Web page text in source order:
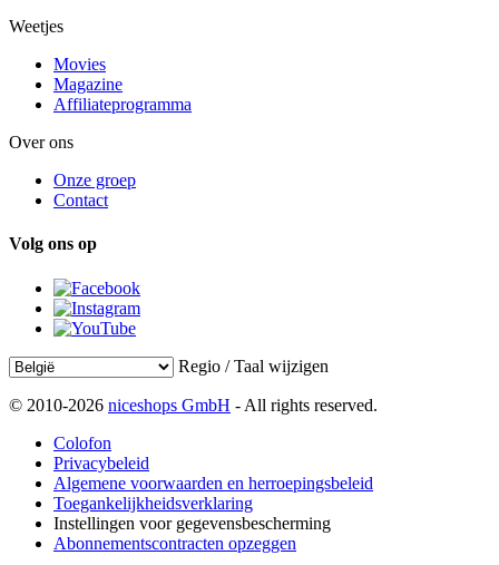
Weetjes
Movies
Magazine
Affiliateprogramma
Over ons
Onze groep
Contact
Volg ons op
Regio / Taal wijzigen
© 2010-2026 niceshops GmbH - All rights reserved.
Colofon
Privacybeleid
Algemene voorwaarden en herroepingsbeleid
Toegankelijkheidsverklaring
Instellingen voor gegevensbescherming
Abonnementscontracten opzeggen